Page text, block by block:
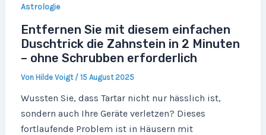
Astrologie
Entfernen Sie mit diesem einfachen
Duschtrick die Zahnstein in 2 Minuten
– ohne Schrubben erforderlich
Von Hilde Voigt / 15 August 2025
Wussten Sie, dass Tartar nicht nur hässlich ist,
sondern auch Ihre Geräte verletzen? Dieses
fortlaufende Problem ist in Häusern mit